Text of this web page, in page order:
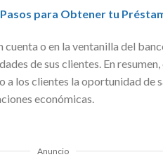
para Obtener tu
o en la ventanilla del
de sus clientes. En
los clientes la oportunidad de
económicas.
Anuncio